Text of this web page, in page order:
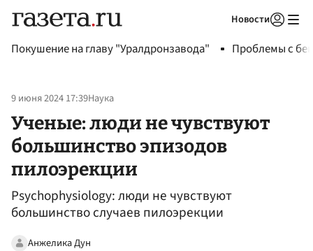
Новости
Покушение на главу "Уралдронзавода" Проблемы с
9 июня 2024 17:39Наука
Ученые: люди не чувствуют
большинство эпизодов
пилоэрекции
Psychophysiology: люди не чувствуют
большинство случаев пилоэрекции
Анжелика Дун